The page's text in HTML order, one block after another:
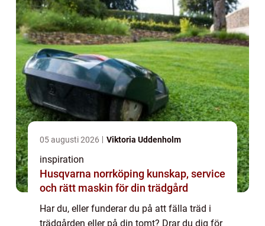
05 augusti 2026 Viktoria Uddenholm
inspiration
Husqvarna norrköping kunskap, service
och rätt maskin för din trädgård
Har du, eller funderar du på att fälla träd i
trädgården eller på din tomt? Drar du dig för